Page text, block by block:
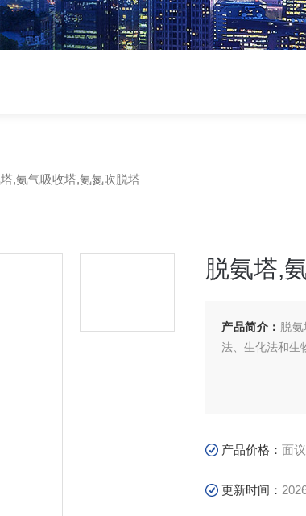
,氨气吸收塔,氨氮吹脱塔
脱氨塔,
产品简介： 脱
法、生化法和生
产品价格：面议
更新时间：